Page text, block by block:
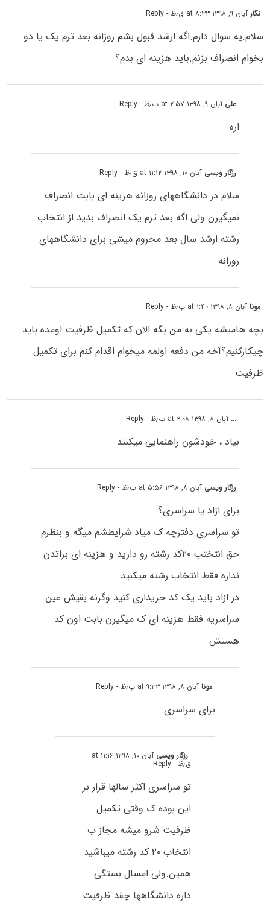
نگارآبان ۹, ۱۳۹۸ at ۸:۳۳ ق٫ظ - Reply
سلام.یه سوال دارم.اگه ارشد قبول بشم روزانه بعد ترم یک یا دو
بخوام انصراف بزنم.باید هزینه ای بدم؟
علی آبان ۹, ۱۳۹۸ at ۲:۵۷ ب٫ظ - Reply
اره
رزگار ویسی آبان ۱۰, ۱۳۹۸ at ۱۱:۱۲ ق٫ظ - Reply
سلام در دانشگاههای روزانه هزینه ای بابت انصراف
نمیگیرن ولی اگه بعد ترم یک انصراف بدید از انتخاب
رشته ارشد سال بعد محروم میشی برای دانشگاههای
روزانه
موناآبان ۸, ۱۳۹۸ at ۱:۴۰ ب٫ظ - Reply
بچه هامیشه یکی به من بگه الان که تکمیل ظرفیت اومده باید
چیکارکنیم؟آخه من دفعه اولمه میخوام اقدام کنم برای تکمیل
ظرفیت
... آبان ۸, ۱۳۹۸ at ۲:۰۸ ب٫ظ - Reply
بیاد ، خودشون راهنمایی میکنند
رزگار ویسی آبان ۸, ۱۳۹۸ at ۵:۵۶ ب٫ظ - Reply
برای ازاد یا سراسری؟
تو سراسری دفترچه ک میاد شرایطشم میگه و بنظرم
حق انتختب ۲۰کد رشته رو دارید و هزینه ای براتدن
نداره فقط انتخاب رشته میکنید
در ازاد باید یک کد خریداری کنید وگرنه بقیش عین
سراسریه فقط هزینه ای ک میگیرن بابت اون کد
هستش
موناآبان ۸, ۱۳۹۸ at ۹:۳۳ ب٫ظ - Reply
برای سراسری
رزگار ویسی آبان ۱۰, ۱۳۹۸ at ۱۱:۱۶
ق٫ظ - Reply
تو سراسری اکثر سالها قرار بر
این بوده ک وقتی تکمیل
ظرفیت شرو میشه مجاز ب
انتخاب ۲۰ کد رشته میباشید
همین.ولی امسال بستگی
داره دانشگاهها چقد ظرفیت